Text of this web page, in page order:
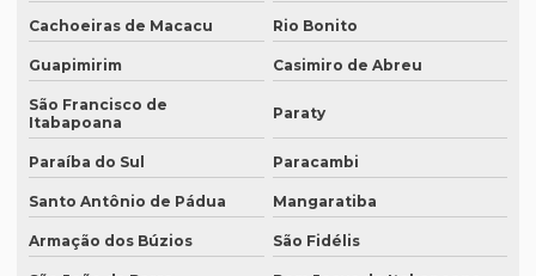
Empresa que faz tradução simultânea em recife
Empresa que traduz artigos científicos
Empresa que traduz artigos científicos em brasília
Empresa que traduz artigos científicos em sp
Empresa que traduz textos jurídicos
Empresa que traduz textos jurídicos em campinas
Cachoeiras de Macacu Rio Bonito
Guapimirim Casimiro de Abreu
São Francisco de
Itabapoana
Paraty
Paraíba do Sul Paracambi
Santo Antônio de Pádua Mangaratiba
Armação dos Búzios São Fidélis